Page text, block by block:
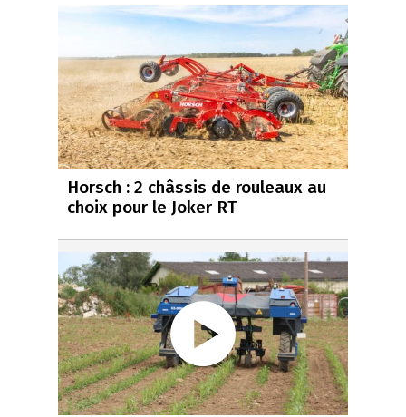
Horsch : 2 châssis de rouleaux au
choix pour le Joker RT